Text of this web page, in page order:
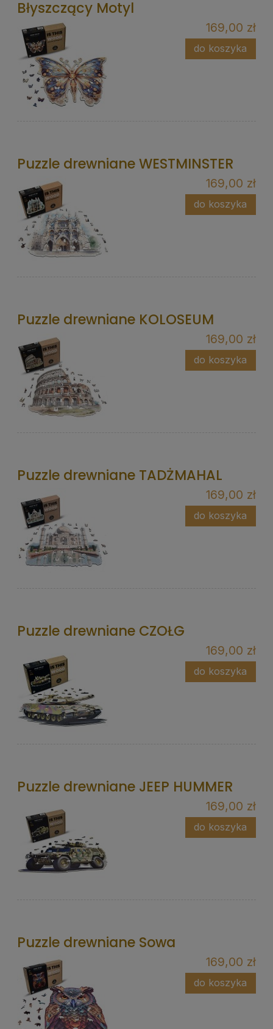
Błyszczący Motyl
169,00 zł
do koszyka
Puzzle drewniane WESTMINSTER
169,00 zł
do koszyka
Puzzle drewniane KOLOSEUM
169,00 zł
do koszyka
Puzzle drewniane TADŻMAHAL
169,00 zł
do koszyka
Puzzle drewniane CZOŁG
169,00 zł
do koszyka
Puzzle drewniane JEEP HUMMER
169,00 zł
do koszyka
Puzzle drewniane Sowa
169,00 zł
do koszyka